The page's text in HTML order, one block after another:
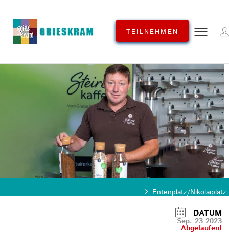
TEILNEHMEN
DATUM
Sep. 23 2023
Abgelaufen!
Entenplatz/Nikolaiplatz